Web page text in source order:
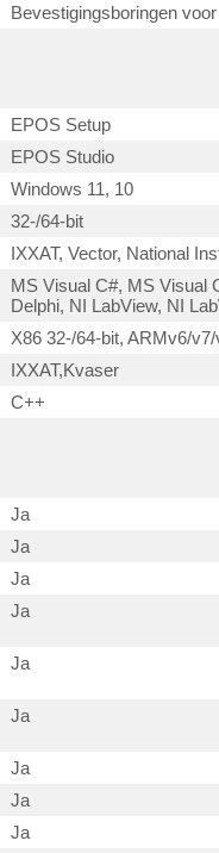
Bevestigingsboringen
EPOS Setup
EPOS Studio
Windows 11, 10
32-/64-bit
IXXAT, Vector, National
MS Visual C#, MS Visual
Delphi, NI LabView, NI
X86 32-/64-bit, ARMv6/
IXXAT,Kvaser
C++
Ja
Ja
Ja
Ja
Ja
Ja
Ja
Ja
Ja